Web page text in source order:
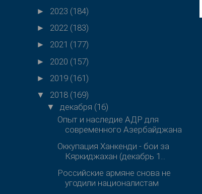
► 2023 (184)
► 2022 (183)
► 2021 (177)
► 2020 (157)
► 2019 (161)
▼ 2018 (169)
▼декабря (16)
Опыт и наследие АДР для
современного Азербайджана
Оккупация Ханкенди - бои за
Кяркиджахан (декабрь 1...
Российские армяне снова не
угодили националистам